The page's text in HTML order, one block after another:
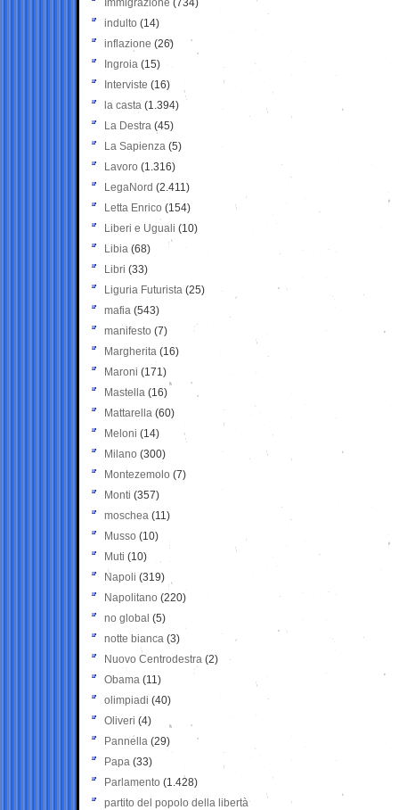
Immigrazione (734)
indulto (14)
inflazione (26)
Ingroia (15)
Interviste (16)
la casta (1.394)
La Destra (45)
La Sapienza (5)
Lavoro (1.316)
LegaNord (2.411)
Letta Enrico (154)
Liberi e Uguali (10)
Libia (68)
Libri (33)
Liguria Futurista (25)
mafia (543)
manifesto (7)
Margherita (16)
Maroni (171)
Mastella (16)
Mattarella (60)
Meloni (14)
Milano (300)
Montezemolo (7)
Monti (357)
moschea (11)
Musso (10)
Muti (10)
Napoli (319)
Napolitano (220)
no global (5)
notte bianca (3)
Nuovo Centrodestra (2)
Obama (11)
olimpiadi (40)
Oliveri (4)
Pannella (29)
Papa (33)
Parlamento (1.428)
partito del popolo della libertà